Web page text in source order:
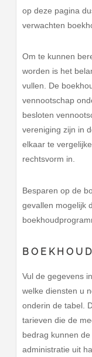
op deze pagina
verwachten
Om te kunnen
worden is het
vullen. De
vennootschap
besloten
vereniging zijn in
elkaar te
rechtsvorm in.
Besparen op de
gevallen mogelijk
Vul de gegevens
welke diensten u
onderin de tabel.
tarieven die de
bedrag kunnen
administratie uit